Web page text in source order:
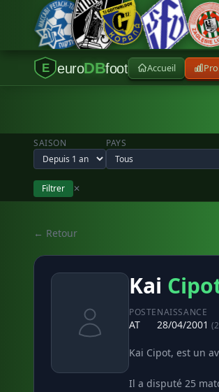
E euroDBfoot Accueil
SAISON PAYS
Filtrer ✕
← Retour
Kai
POSTE
AT
NAISSANCE
28/04/2001
Kai Cipot, est un
Il a disputé 25